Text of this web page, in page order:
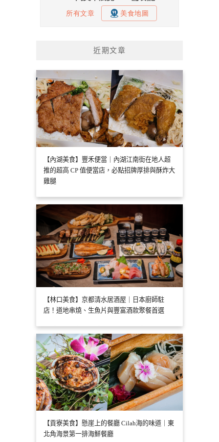
近期文章
【內湖美食】豐禾便當｜內湖江南街在地人超
推的超高 CP 值便當店，必點招牌厚排與酥炸大
雞腿
【林口美食】京都清水居酒屋｜日本廚師駐
店！道地串燒、生魚片與豐富酒款聚餐首選
【貢寮美食】懸崖上的餐廳 Cilah海的味道｜東
北角海景第一排海鮮餐廳